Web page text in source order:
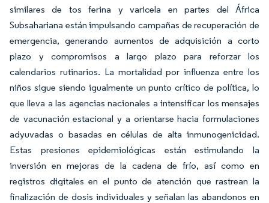
similares de tos ferina y varicela en partes del África
Subsahariana están impulsando campañas de recuperación de
emergencia, generando aumentos de adquisición a corto
plazo y compromisos a largo plazo para reforzar los
calendarios rutinarios. La mortalidad por influenza entre los
niños sigue siendo igualmente un punto crítico de política, lo
que lleva a las agencias nacionales a intensificar los mensajes
de vacunación estacional y a orientarse hacia formulaciones
adyuvadas o basadas en células de alta inmunogenicidad.
Estas presiones epidemiológicas están estimulando la
inversión en mejoras de la cadena de frío, así como en
registros digitales en el punto de atención que rastrean la
finalización de dosis individuales y señalan las abandonos en